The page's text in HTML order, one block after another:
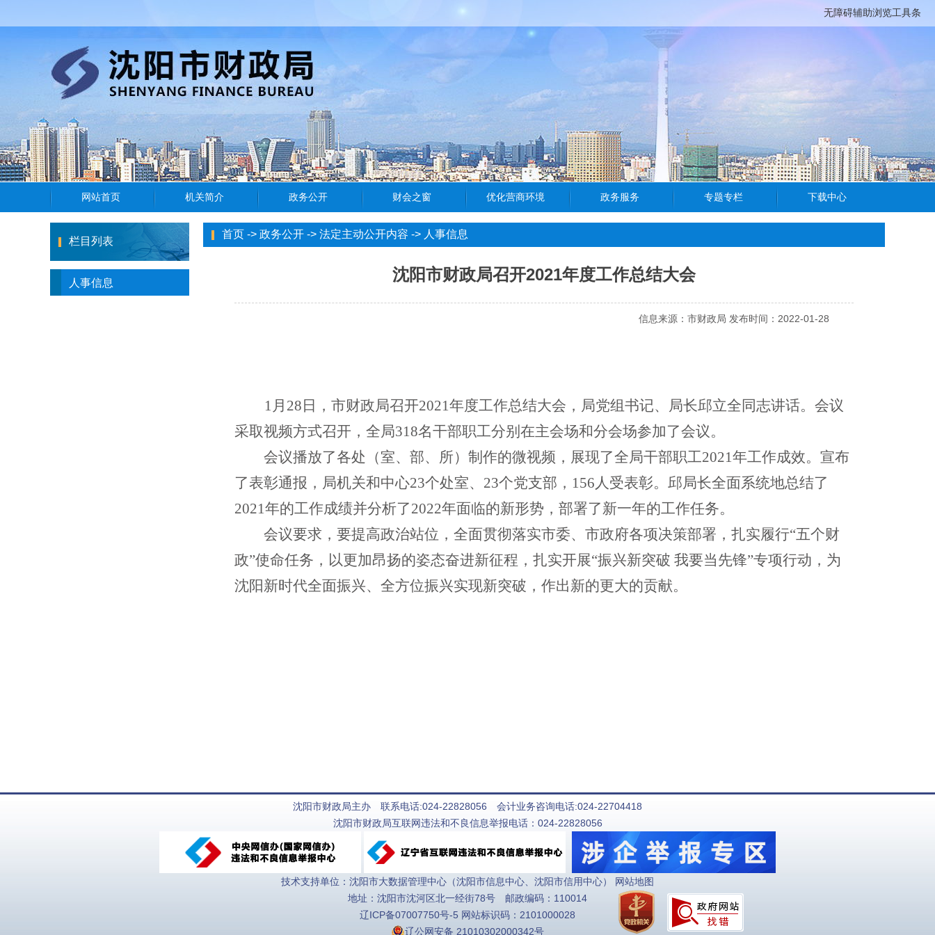
无障碍辅助浏览工具条
栏目列表
人事信息
首页 -> 政务公开 -> 法定主动公开内容 -> 人事信息
沈阳市财政局召开2021年度工作总结大会
信息来源：市财政局 发布时间：2022-01-28
1月28日 ， 市财政局召开2021年度工作总结大会， 局党组书记、局长邱立全同志讲话。会议
采取视频方式召开，全局318名干部职工分别 在主会场和分会场参加了会议。
会议播放了各处（室、部、所） 制作的微视频，展现了全局干部职工2021年工作成效。 宣布
了表彰通报，局机关和中心23个处室、 23个党支部， 156人受表彰。邱局长全面系统地总结了
2021年的工作成绩并分析了2022年面临的新形势，部署了新一年的工作任务。
会议要求，要提高政治站位，全面贯彻落实市委、市政府各项决策部署，扎实履行“五个财
政”使命任务，以更加昂扬的姿态奋进新征程，扎实开展“振兴新突破 我要当先锋”专项行动，为
沈阳新时代全面振兴、全方位振兴实现新突破，作出新的更大的贡献。